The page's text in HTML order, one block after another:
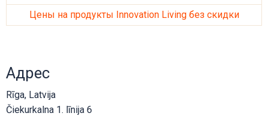
174 x 101см в положении дивана
Цены на продукты Innovation Living без скидки
Адрес
Rīga, Latvija
Čiekurkalna 1. līnija 6